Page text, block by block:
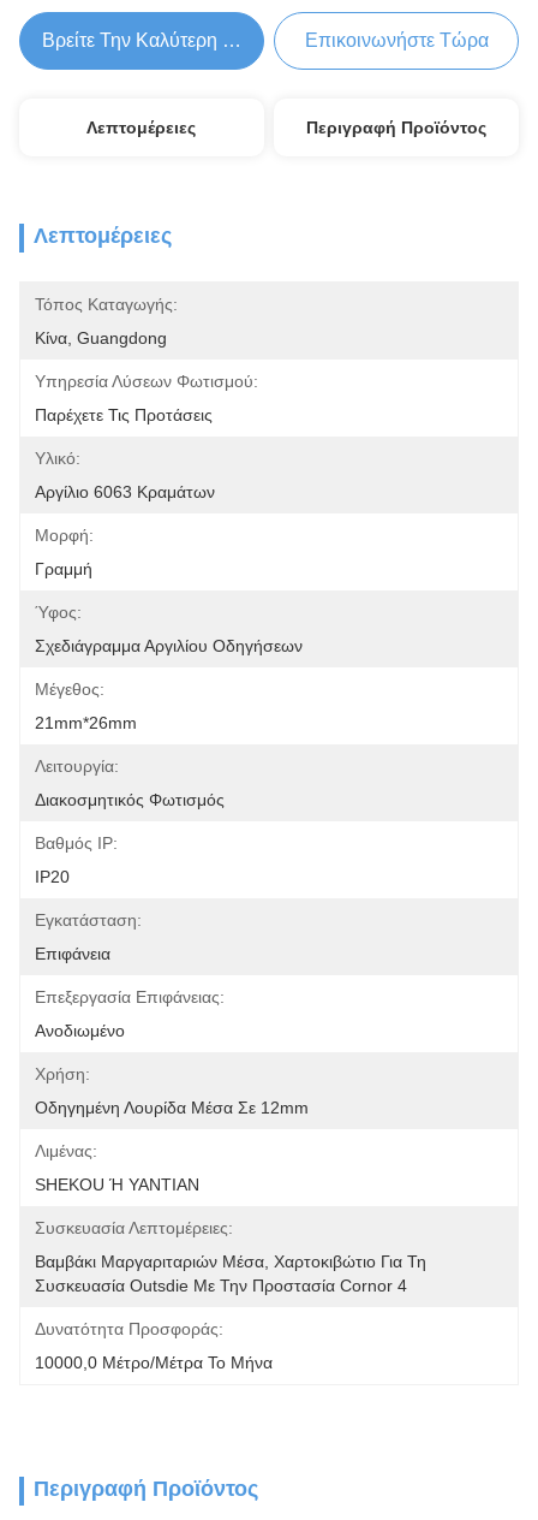
Βρείτε Την Καλύτερη Τιμή Επικοινωνήστε Τώρα
Λεπτομέρειες Περιγραφή Προϊόντος
Λεπτομέρειες
Τόπος Καταγωγής:
Κίνα, Guangdong
Υπηρεσία Λύσεων Φωτισμού:
Παρέχετε Τις Προτάσεις
Υλικό:
Αργίλιο 6063 Κραμάτων
Μορφή:
Γραμμή
Ύφος:
Σχεδιάγραμμα Αργιλίου Οδηγήσεων
Μέγεθος:
21mm*26mm
Λειτουργία:
Διακοσμητικός Φωτισμός
Βαθμός IP:
IP20
Εγκατάσταση:
Επιφάνεια
Επεξεργασία Επιφάνειας:
Ανοδιωμένο
Χρήση:
Οδηγημένη Λουρίδα Μέσα Σε 12mm
Λιμένας:
SHEKOU Ή YANTIAN
Συσκευασία Λεπτομέρειες:
Βαμβάκι Μαργαριταριών Μέσα, Χαρτοκιβώτιο Για Τη
Συσκευασία Outsdie Με Την Προστασία Cornor 4
Δυνατότητα Προσφοράς:
10000,0 Μέτρο/μέτρα Το Μήνα
Περιγραφή Προϊόντος